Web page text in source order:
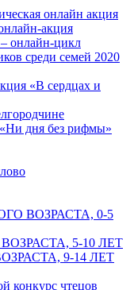
онлайн акция
акция
онлайн-цикл
среди семей 2020
«В сердцах и
дня без рифмы»
ВОЗРАСТА, 0-5
5-10 ЛЕТ
9-14 ЛЕТ
конкурс чтецов